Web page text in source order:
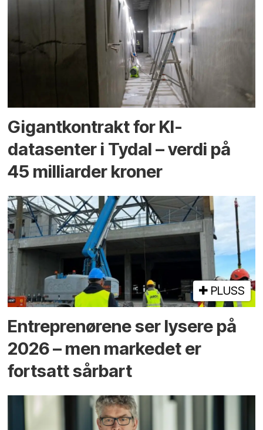
Gigantkontrakt for KI-
datasenter i Tydal – verdi på
45 milliarder kroner
PLUSS
Entreprenørene ser lysere på
2026 – men markedet er
fortsatt sårbart